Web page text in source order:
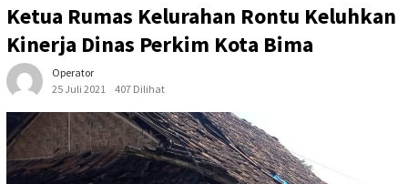
Ketua Rumas Kelurahan Rontu Keluhkan
Kinerja Dinas Perkim Kota Bima
Operator
25 Juli 2021
407 Dilihat